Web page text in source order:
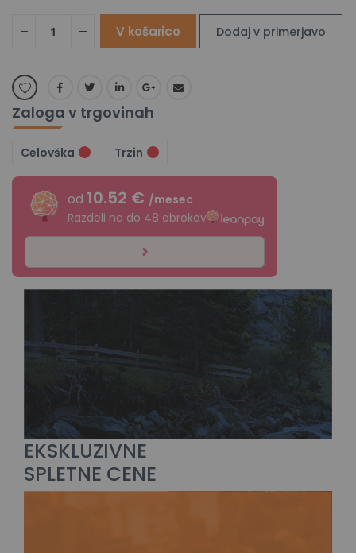
V košarico Dodaj v primerjavo
Zaloga v trgovinah
Celovška Trzin
od 10.52 € /mesec
Razdeli na do 48 obrokov
EKSKLUZIVNE
SPLETNE CENE